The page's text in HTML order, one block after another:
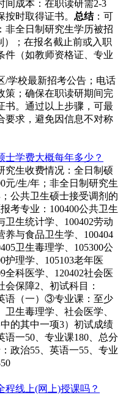
间成本：在职读研需2-3
时取得证书。 总结：可
非全日制研究生学历被招
）；在报名截止前或入职
件（如教师资格证、专业
/学校最新招考公告；电话
策；确保在职读研期间完
书。通过以上步骤，可最
要求，避免因信息不对称
士学费大概每年多少？
究生收费情况：全日制硕
元/生/年；非全日制研究生
公共卫生硕士接受调剂的
考专业：100400公共卫生
卫生统计学、100402劳动
养与食品卫生学、100404
卫生毒理学、105300公
护理学、105103老年医
全科医学、120402社会医
会保障2、初试科目：
语（一）③专业课：至少
生毒理学、社会医学、
的其中一项3）初试成绩
一50、专业课180、总分
政治55、英语一55、专业
程线上(网上)授课吗？